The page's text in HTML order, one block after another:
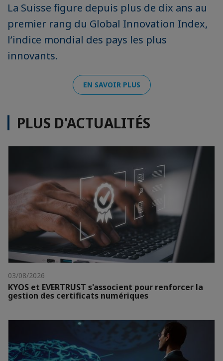
La Suisse figure depuis plus de dix ans au
premier rang du Global Innovation Index,
l’indice mondial des pays les plus
innovants.
EN SAVOIR PLUS
PLUS D'ACTUALITÉS
03/08/2026
KYOS et EVERTRUST s'associent pour renforcer la
gestion des certificats numériques